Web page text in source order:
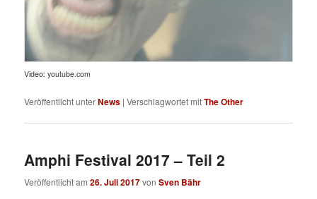
Video: youtube.com
Veröffentlicht unterNews |Verschlagwortet mitThe Other
Amphi Festival 2017 – Teil 2
Veröffentlicht am26. Juli 2017vonSven Bähr